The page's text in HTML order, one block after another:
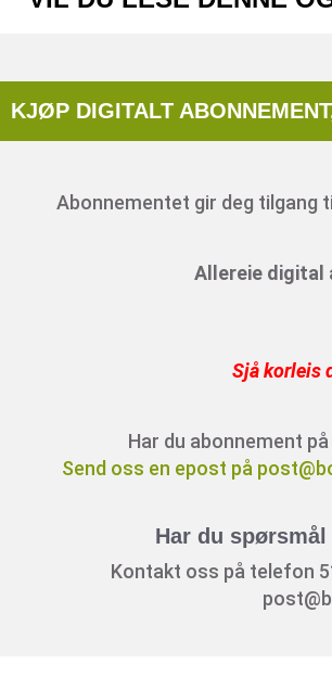
KJØP DIGITALT
Abonnementet gir deg tilgang
Allereie digital
Sjå korleis
Har du abonnement
Send oss en epost på
Har du spørsmål
Kontakt oss på telefon